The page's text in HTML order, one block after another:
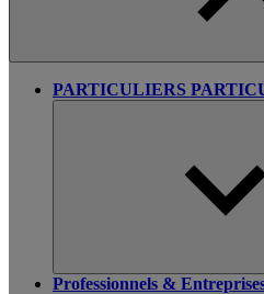
PARTICULIERS
Professionnels &